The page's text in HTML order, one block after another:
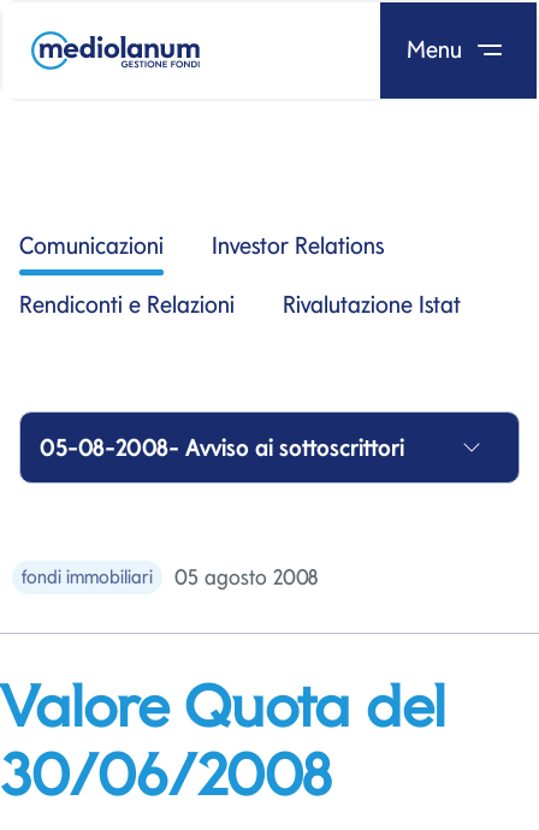
Salta al contenuto
Menu
Comunicazioni Investor Relations
Rendiconti e Relazioni Rivalutazione Istat
05-08-2008- Avviso ai sottoscrittori
fondi immobiliari 05 agosto 2008
Valore Quota del
30/06/2008